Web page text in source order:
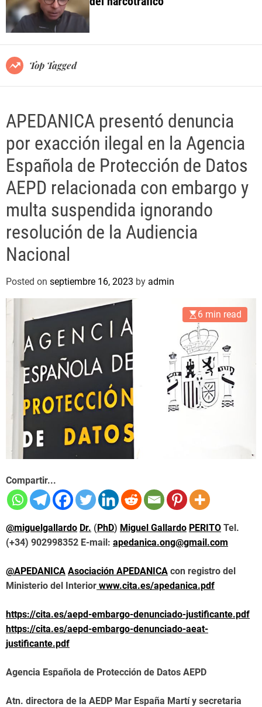
o
e
Top Tagged
APEDANICA presentó denuncia
por exacción ilegal en la Agencia
Española de Protección de Datos
AEPD relacionada con embargo y
multa suspendida ignorando
resolución de la Audiencia
Nacional
Posted on septiembre 16, 2023 by admin
6 min read
Compartir...
@miguelgallardo Dr. (PhD) Miguel Gallardo PERITO Tel.
(+34) 902998352 E-mail: apedanica.ong@gmail.com
@APEDANICA Asociación APEDANICA con registro del
Ministerio del Interior www.cita.es/apedanica.pdf
https://cita.es/aepd-embargo-denunciado-justificante.pdf
https://cita.es/aepd-embargo-denunciado-aeat-
justificante.pdf
Agencia Española de Protección de Datos AEPD
Atn. directora de la AEDP Mar España Martí y secretaria